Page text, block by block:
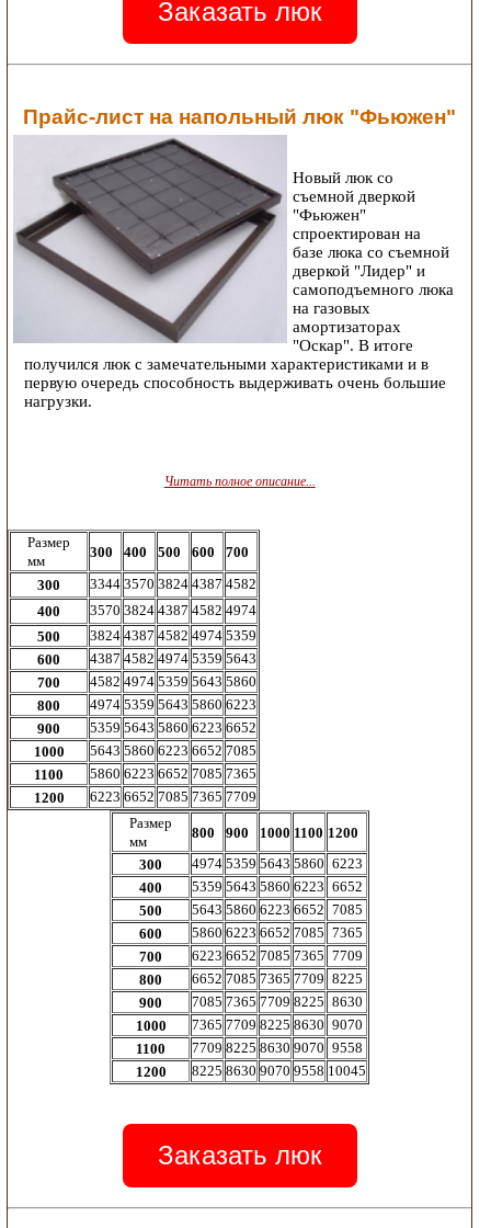
Заказать люк
Прайс-лист на напольный люк "Фьюжен"
Новый люк со
съемной дверкой
"Фьюжен"
спроектирован на
базе люка со съемной
дверкой "Лидер" и
самоподъемного люка
на газовых
амортизаторах
"Оскар". В итоге
получился люк с замечательными характеристиками и в
первую очередь способность выдерживать очень большие
нагрузки.
Читать полное описание...
Размер
мм
300 400 500 600
700
300
3344 3570 3824 4387 4582
400
3570 3824 4387 4582 4974
500
3824 4387 4582 4974 5359
600
4387 4582 4974 5359 5643
700
4582 4974 5359 5643 5860
800
4974 5359 5643 5860 6223
900
5359 5643 5860 6223 6652
1000
5643 5860 6223 6652 7085
1100
5860 6223 6652 7085 7365
1200
6223 6652 7085 7365 7709
Размер
мм
800 900 1000 1100 1200
300
4974 5359 5643 5860 6223
400
5359 5643 5860 6223 6652
500
5643 5860 6223 6652 7085
600
5860 6223 6652 7085 7365
700
6223 6652 7085 7365 7709
800
6652 7085 7365 7709 8225
900
7085 7365 7709 8225 8630
1000
7365 7709 8225 8630 9070
1100
7709 8225 8630 9070 9558
1200
8225 8630 9070 9558 10045
Заказать люк